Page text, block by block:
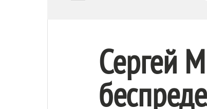
Сергей